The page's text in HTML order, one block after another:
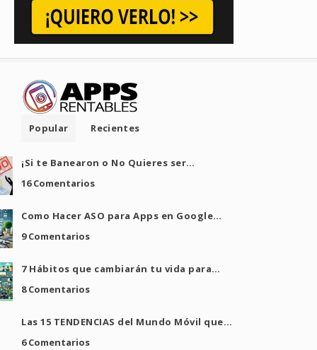
Popular Recientes
¡Si te Banearon o No Quieres ser…
16 Comentarios
Como Hacer ASO para Apps en Google…
9 Comentarios
7 Hábitos que cambiarán tu vida para…
8 Comentarios
Las 15 TENDENCIAS del Mundo Móvil que…
6 Comentarios